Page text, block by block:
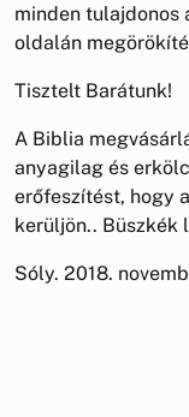
minden tulajdonos
oldalán
Tisztelt Barátunk!
A Biblia
anyagilag és
erőfeszítést, hogy
kerüljön.. Büszkék
Sóly. 2018.